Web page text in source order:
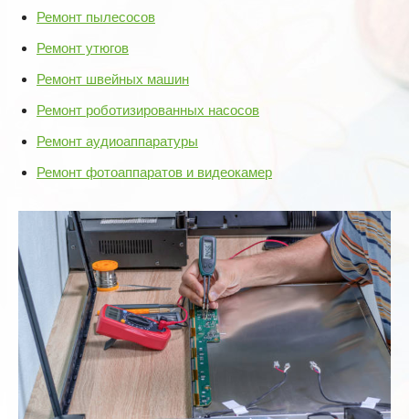
Ремонт пылесосов
Ремонт утюгов
Ремонт швейных машин
Ремонт роботизированных насосов
Ремонт аудиоаппаратуры
Ремонт фотоаппаратов и видеокамер